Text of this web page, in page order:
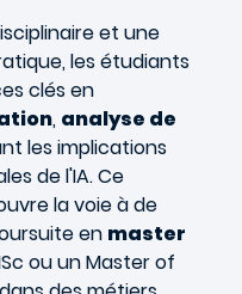
et une
les étudiants
clés en
, analyse de
les implications
de l'IA. Ce
la voie à de
en master
ou un Master of